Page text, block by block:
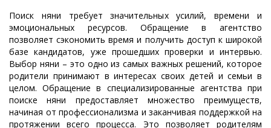
Поиск няни требует значительных усилий, времени и
эмоциональных ресурсов. Обращение в агентство
позволяет сэкономить время и получить доступ к широкой
базе кандидатов, уже прошедших проверки и интервью.
Выбор няни – это одно из самых важных решений, которое
родители принимают в интересах своих детей и семьи в
целом. Обращение в специализированные агентства при
поиске няни предоставляет множество преимуществ,
начиная от профессионализма и заканчивая поддержкой на
протяжении всего процесса. Это позволяет родителям